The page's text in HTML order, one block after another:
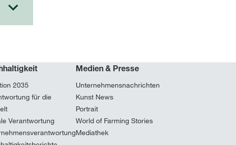
2035
für die
Verantwortung
Medien & Presse
Unternehmensnachrichten
Kunst News
Portrait
World of Farming Stories
Mediathek